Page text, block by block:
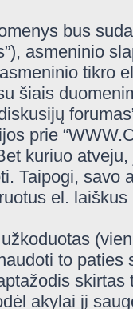
bus
asmeninio
tikro
šiais
prie
kuriuo
Taipogi, savo
el.
to
akylai jį